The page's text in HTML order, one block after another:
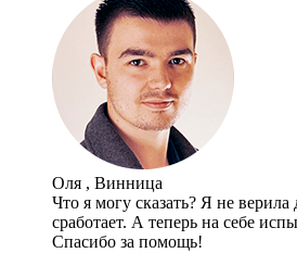
Оля , Винница
Что я могу сказать? Я не верила
сработает. А теперь на себе
Спасибо за помощь!